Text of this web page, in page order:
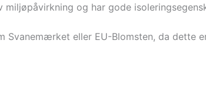
og har gode
eller EU-Blomsten, da dette